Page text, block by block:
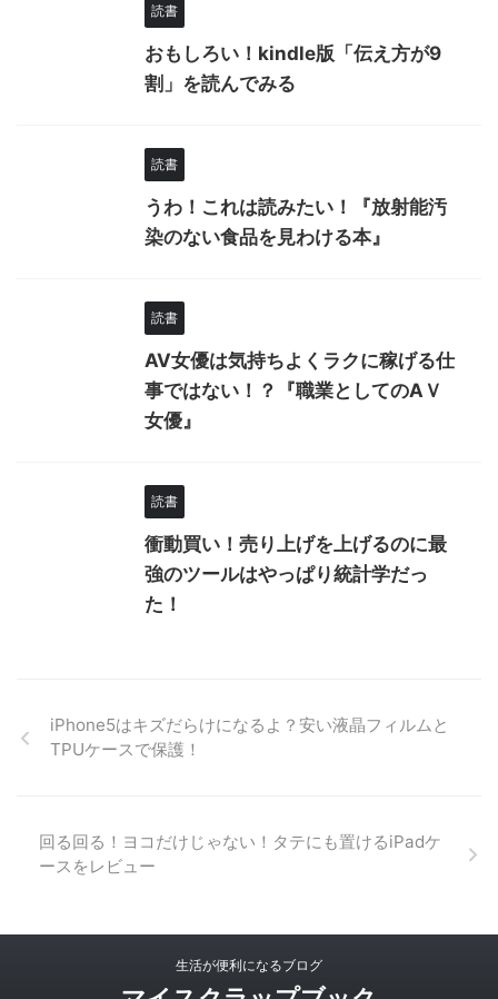
読書
おもしろい！kindle版「伝え方が9
割」を読んでみる
読書
うわ！これは読みたい！『放射能汚
染のない食品を見わける本』
読書
AV女優は気持ちよくラクに稼げる仕
事ではない！？『職業としてのAＶ
女優』
読書
衝動買い！売り上げを上げるのに最
強のツールはやっぱり統計学だっ
た！
iPhone5はキズだらけになるよ？安い液晶フィルムと
TPUケースで保護！
回る回る！ヨコだけじゃない！タテにも置けるiPadケ
ースをレビュー
生活が便利になるブログ